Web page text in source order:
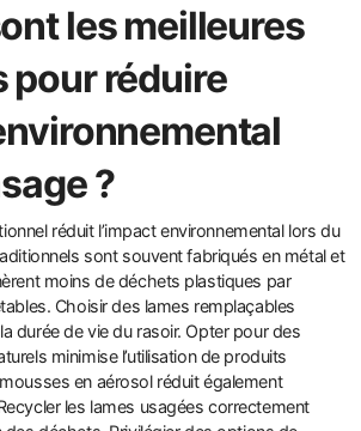
les meilleures
pour réduire
?
réduit l’impact environnemental lors du
sont souvent fabriqués en métal et
moins de déchets plastiques par
Choisir des lames remplaçables
durée de vie du rasoir. Opter pour des
minimise l’utilisation de produits
en aérosol réduit également
les lames usagées correctement